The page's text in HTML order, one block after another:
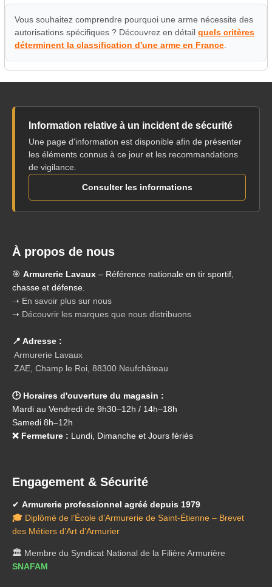
Vous souhaitez comprendre pourquoi une arme nécessite des
autorisations spécifiques ? Découvrez en détailquels critères
déterminent la classification d'une arme en France
Information relative à un incident de sécurité
Une page d'information est disponible afin de présenter
les éléments connus à ce jour et les recommandations
de vigilance.
Consulter les informations
À propos de nous
🎯 Armurerie Lavaux – Référence nationale en tir sportif,
chasse et défense.
➝ En savoir plus sur nous
➝ Découvrir les marques que nous distribuons
📍 Adresse :
Armurerie Lavaux
ZAE, Champ le Roi, 88300 Neufchâteau
🕑 Horaires d'ouverture du magasin :
Mardi au Vendredi de 9h30–12h / 14h–18h
Samedi 8h–12h
❌ Fermeture : Lundi, Dimanche et Jours fériés
Engagement & Sécurité
✔ Armurerie professionnel agréé depuis 1979
🎓 Diplômé de l’École d’Armurerie de Saint-Étienne – Brevet
des Métiers d’Art d’Armurier
🏛️ Membre du Syndicat National de la Filière Armurière
SNAFAM